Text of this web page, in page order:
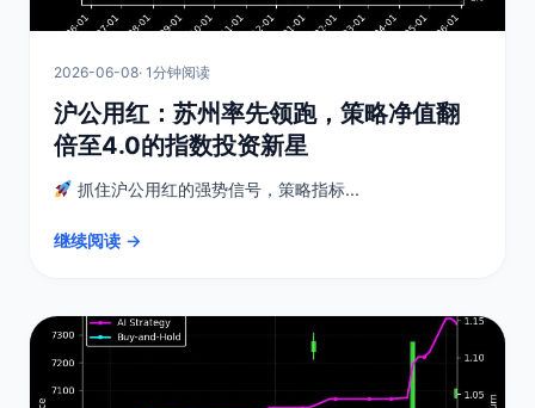
2026-06-08· 1分钟阅读
沪公用红：苏州率先领跑，策略净值翻
倍至4.0的指数投资新星
抓住沪公用红的强势信号，策略指标...
继续阅读 →